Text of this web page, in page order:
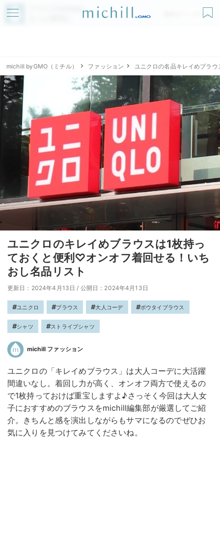
アプリでmichillが
無料ダウンロード
michill byGMO（ミチル） ファッション ユニクロの名品キレイめブラウ
ユニクロのキレイめブラウスは1枚持っ
ておくと便利♡オンオフ着回せる！いち
おし名品リスト
更新日：2024年4月13日 / 公開日：2024年4月13日
ユニクロ ブラウス 大人コーデ ボウタイブラウス
シャツ ストライプシャツ
michill ファッション
ユニクロの「キレイめブラウス」は大人コーデに大活躍
間違いなし。着回し力が高く、オンオフ両方で使えるの
で1枚持っておけば重宝しますよ♪さっそく今回は大人女
子におすすめのブラウスをmichill編集部が厳選してご紹
介。きちんと感を演出しながらもサマになるのでぜひお
気に入りを見つけてみてくださいね。